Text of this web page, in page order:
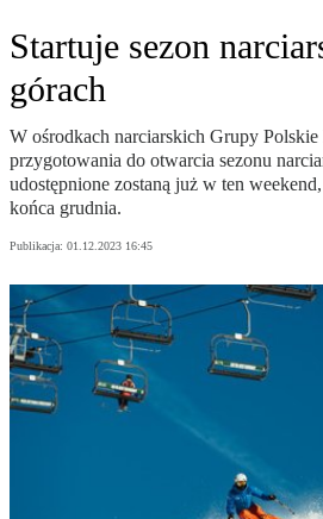
Startuje sezon
górach
W ośrodkach narciarskich Grupy
przygotowania do otwarcia sezonu
udostępnione zostaną już w ten
końca grudnia.
Publikacja: 01.12.2023 16:45